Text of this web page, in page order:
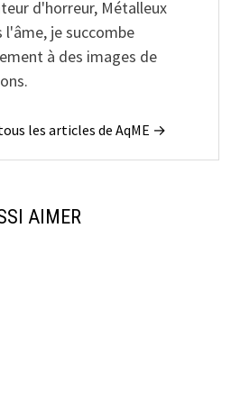
d'horreur, Métalleux
l'âme, je succombe
à des images de
les articles de AqME →
AIMER